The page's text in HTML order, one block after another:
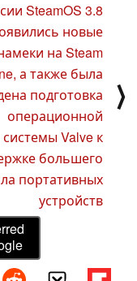
SteamOS 3.8
новые
на Steam
а также была
подготовка
операционной
системы Valve к
большего
портативных
устройств
⟩